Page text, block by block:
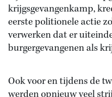
krijgsgevangenkamp,
eerste politionele actie
verwerken dat er
burgergevangenen als
Ook voor en tijdens de